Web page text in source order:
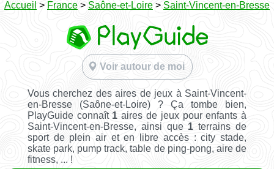
Accueil > France > Saône-et-Loire > Saint-Vincent-en-Bresse
Voir autour de moi
Vous cherchez des aires de jeux à Saint-Vincent-
en-Bresse (Saône-et-Loire) ? Ça tombe bien,
PlayGuide connaît 1 aires de jeux pour enfants à
Saint-Vincent-en-Bresse, ainsi que 1 terrains de
sport de plein air et en libre accès : city stade,
skate park, pump track, table de ping-pong, aire de
fitness, ... !